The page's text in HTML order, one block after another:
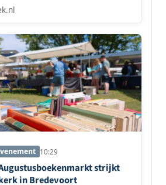
10:29
strijkt
in Bredevoort